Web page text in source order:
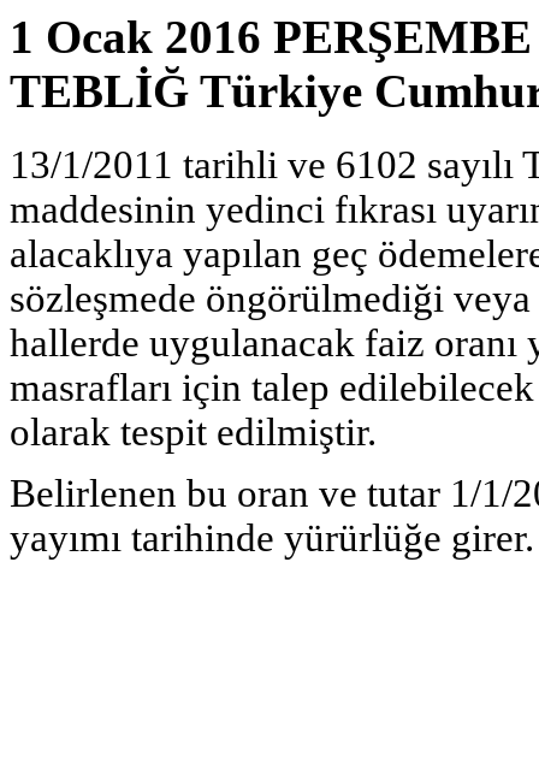
1 Ocak 2016 PERŞEMBE
TEBLİĞ Türkiye
13/1/2011 tarihli ve 6102
maddesinin yedinci fıkrası
alacaklıya yapılan geç
sözleşmede öngörülmediği
hallerde uygulanacak faiz oranı
masrafları için talep
olarak tespit edilmiştir.
Belirlenen bu oran ve tutar 1/1/
yayımı tarihinde yürürlüğe girer.